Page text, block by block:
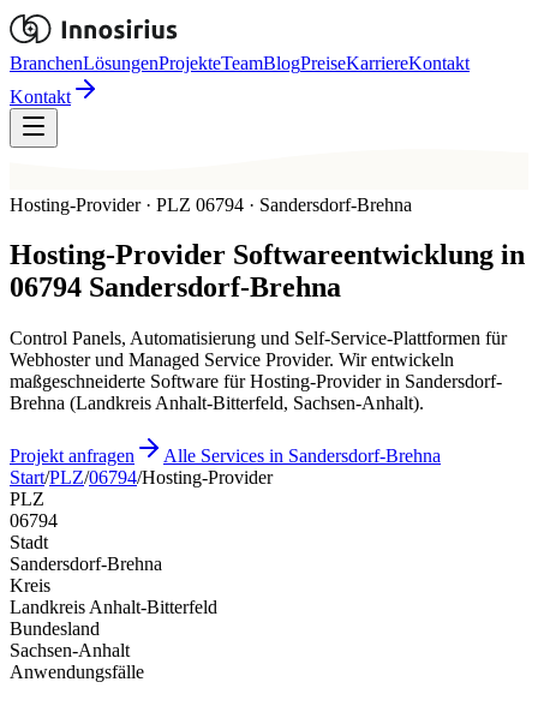
BranchenLösungenProjekteTeamBlogPreiseKarriereKontakt
Kontakt
Hosting-Provider · PLZ 06794 · Sandersdorf-Brehna
Hosting-Provider Softwareentwicklung in
06794 Sandersdorf-Brehna
Control Panels, Automatisierung und Self-Service-Plattformen für
Webhoster und Managed Service Provider. Wir entwickeln
maßgeschneiderte Software für Hosting-Provider in Sandersdorf-
Brehna (Landkreis Anhalt-Bitterfeld, Sachsen-Anhalt).
Projekt anfragen
Alle Services in Sandersdorf-Brehna
Start/PLZ/06794/Hosting-Provider
PLZ
06794
Stadt
Sandersdorf-Brehna
Kreis
Landkreis Anhalt-Bitterfeld
Bundesland
Sachsen-Anhalt
Anwendungsfälle